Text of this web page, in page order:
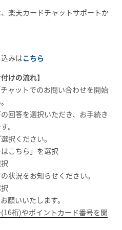
楽天カードチャットサポートか
みはこちら
けの流れ】
ャットでのお問い合わせを開始
回答を選択いただき、お手続き
。
択ください。
こちら」を選択
状況をお知らせください。
願いいたします。
桁)やポイントカード番号を聞